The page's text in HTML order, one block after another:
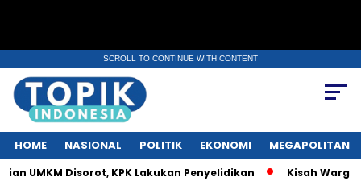
SCROLL TO CONTINUE WITH CONTENT
HOME NASIONAL POLITIK EKONOMI MEGAPOLITAN
UMKM Disorot, KPK Lakukan Penyelidikan Kisah Warga